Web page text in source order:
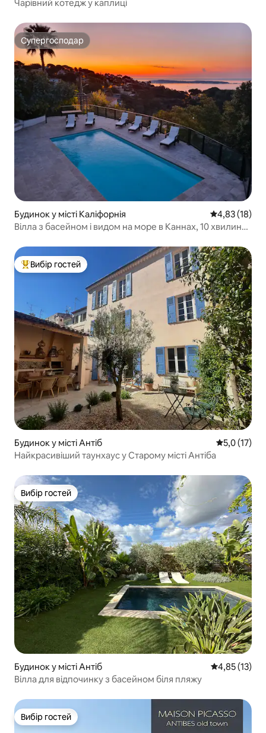
Чарівний котедж у каплиці
Супергосподар
Супергосподар
Будинок у місті Каліфорнія Середня
4,83 (18)
Вілла з басейном і видом на море в Каннах, 10 хвилин
Топ вибір гостей
Вибір гостей
Будинок у місті Антіб Середня
5,0 (17)
Найкрасивіший таунхаус у Старому місті Антіба
Вибір гостей
Вибір гостей
Будинок у місті Антіб Середня
4,85 (13)
Вілла для відпочинку з басейном біля пляжу
Вибір гостей
Вибір гостей